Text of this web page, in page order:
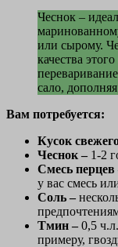
Чеснок –
или сырому.
качества
сало,
Вам потребуется:
Кусок
Чеснок – 1-2
Смесь перцев
у вас смесь
Соль –
Тмин – 0,5
примеру,